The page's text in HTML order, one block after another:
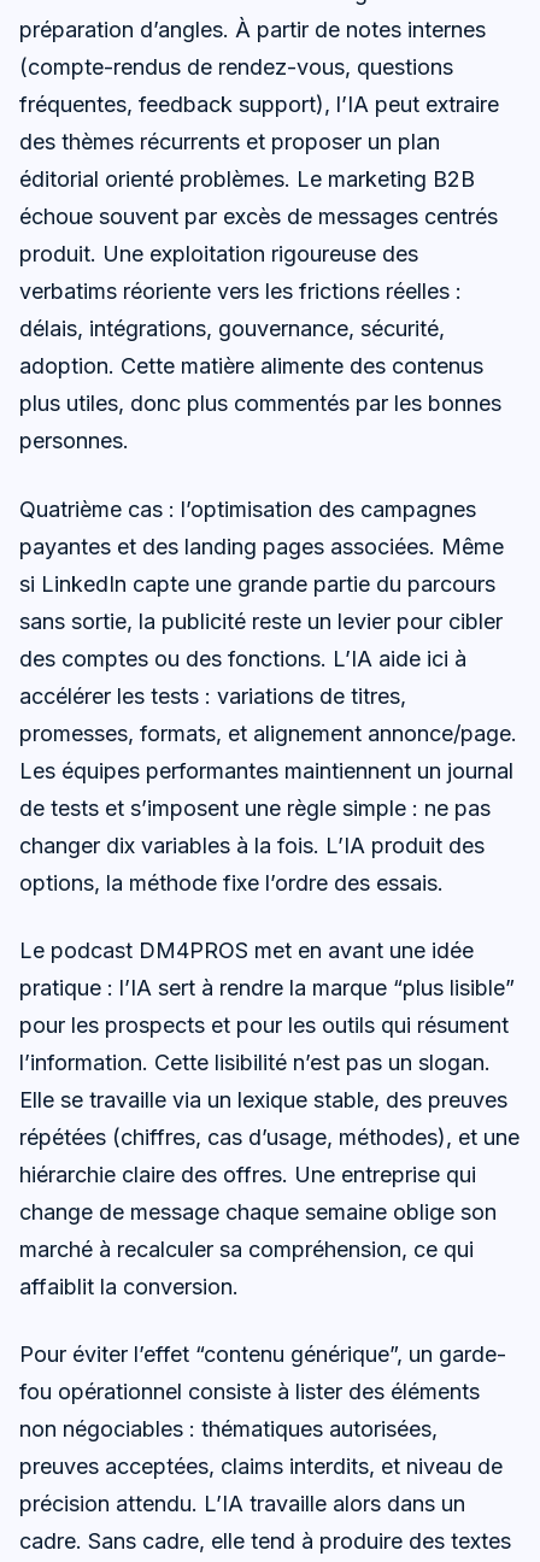
préparation d’angles. À partir de notes internes
(compte-rendus de rendez-vous, questions
fréquentes, feedback support), l’IA peut extraire
des thèmes récurrents et proposer un plan
éditorial orienté problèmes. Le marketing B2B
échoue souvent par excès de messages centrés
produit. Une exploitation rigoureuse des
verbatims réoriente vers les frictions réelles :
délais, intégrations, gouvernance, sécurité,
adoption. Cette matière alimente des contenus
plus utiles, donc plus commentés par les bonnes
personnes.
Quatrième cas : l’optimisation des campagnes
payantes et des landing pages associées. Même
si LinkedIn capte une grande partie du parcours
sans sortie, la publicité reste un levier pour cibler
des comptes ou des fonctions. L’IA aide ici à
accélérer les tests : variations de titres,
promesses, formats, et alignement annonce/page.
Les équipes performantes maintiennent un journal
de tests et s’imposent une règle simple : ne pas
changer dix variables à la fois. L’IA produit des
options, la méthode fixe l’ordre des essais.
Le podcast DM4PROS met en avant une idée
pratique : l’IA sert à rendre la marque “plus lisible”
pour les prospects et pour les outils qui résument
l’information. Cette lisibilité n’est pas un slogan.
Elle se travaille via un lexique stable, des preuves
répétées (chiffres, cas d’usage, méthodes), et une
hiérarchie claire des offres. Une entreprise qui
change de message chaque semaine oblige son
marché à recalculer sa compréhension, ce qui
affaiblit la conversion.
Pour éviter l’effet “contenu générique”, un garde-
fou opérationnel consiste à lister des éléments
non négociables : thématiques autorisées,
preuves acceptées, claims interdits, et niveau de
précision attendu. L’IA travaille alors dans un
cadre. Sans cadre, elle tend à produire des textes